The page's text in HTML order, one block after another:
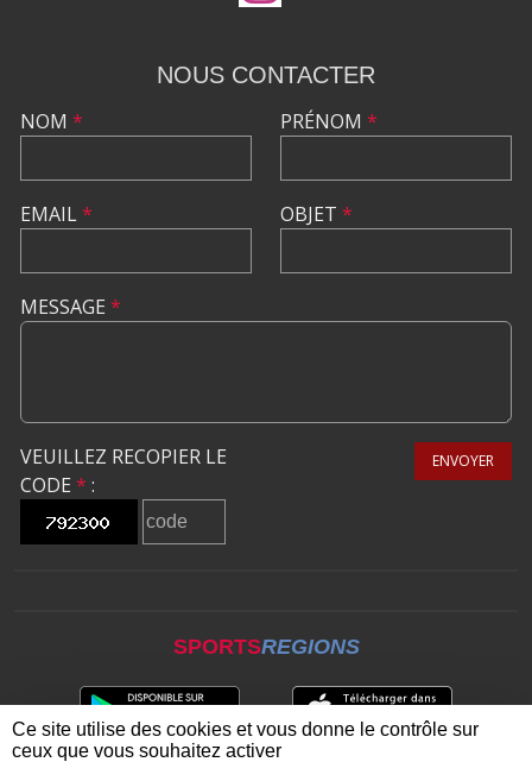
NOUS CONTACTER
NOM *
EMAIL*
PRÉNOM *
OBJET *
MESSAGE *
VEUILLEZ RECOPIER LE
CODE * :
ENVOYER
SPORTSREGIONS
Ce site utilise des cookies et vous donne le contrôle sur
ceux que vous souhaitez activer